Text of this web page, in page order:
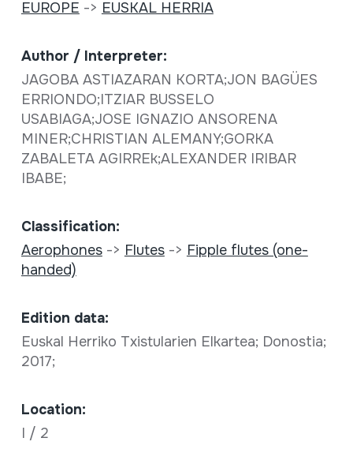
EUROPE -> EUSKAL HERRIA
Author / Interpreter:
JAGOBA ASTIAZARAN KORTA;JON BAGÜES
ERRIONDO;ITZIAR BUSSELO
USABIAGA;JOSE IGNAZIO ANSORENA
MINER;CHRISTIAN ALEMANY;GORKA
ZABALETA AGIRREk;ALEXANDER IRIBAR
IBABE;
Classification:
Aerophones-> Flutes-> Fipple flutes (one-
handed)
Edition data:
Euskal Herriko Txistularien Elkartea; Donostia;
2017;
Location:
I / 2